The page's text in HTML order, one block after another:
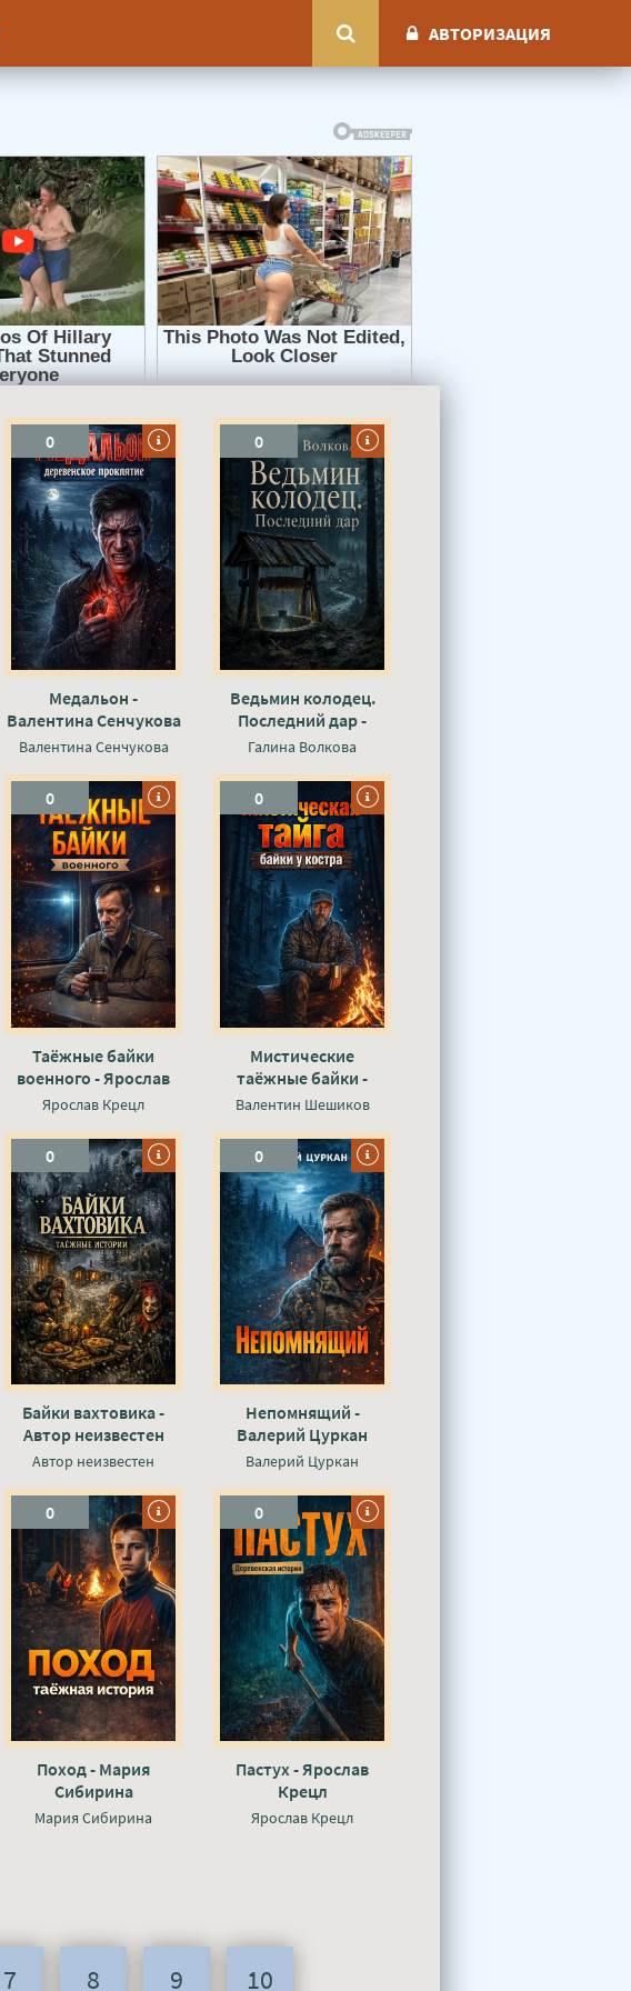
АВТОРИЗАЦИЯ
0
Медальон -
Валентина Сенчукова
Валентина Сенчукова
0
Ведьмин колодец.
Последний дар -
Галина Волкова
Галина Волкова
0
Таёжные байки
военного - Ярослав
Крецл
Ярослав Крецл
0
Мистические
таёжные байки -
Валентин Шешиков
Валентин Шешиков
0
Байки вахтовика -
Автор неизвестен
Автор неизвестен
0
Непомнящий -
Валерий Цуркан
Валерий Цуркан
0
Поход - Мария
Сибирина
Мария Сибирина
0
Пастух - Ярослав
Крецл
Ярослав Крецл
7 8 9 10